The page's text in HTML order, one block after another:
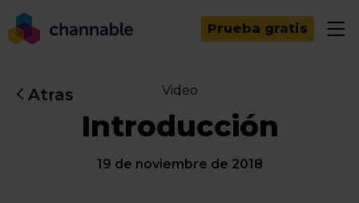
Prueba gratis
Atras Video
Introducción
19 de noviembre de 2018